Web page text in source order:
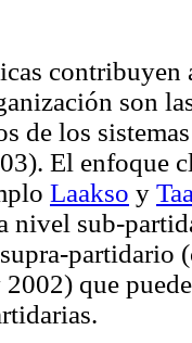
son
de los
El enfoque
Laakso y
nivel sub-
partidario
2002) que